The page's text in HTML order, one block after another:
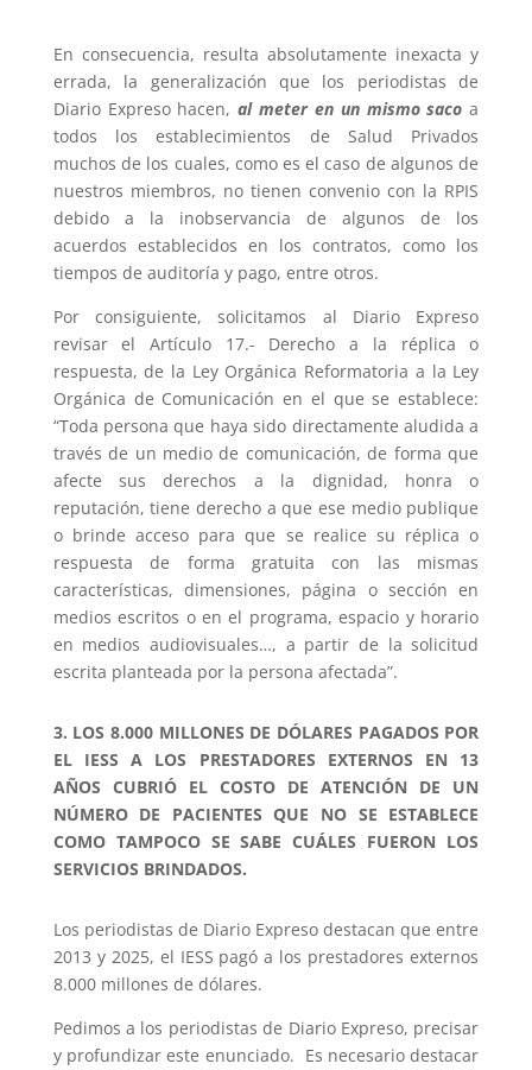
En consecuencia, resulta absolutamente inexacta y
errada, la generalización que los periodistas de
Diario Expreso hacen,al meter en un mismo saco a
todos los establecimientos de Salud Privados
muchos de los cuales, como es el caso de algunos de
nuestros miembros, no tienen convenio con la RPIS
debido a la inobservancia de algunos de los
acuerdos establecidos en los contratos, como los
tiempos de auditoría y pago, entre otros.
Por consiguiente, solicitamos al Diario Expreso
revisar el Artículo 17.- Derecho a la réplica o
respuesta, de la Ley Orgánica Reformatoria a la Ley
Orgánica de Comunicación en el que se establece:
“Toda persona que haya sido directamente aludida a
través de un medio de comunicación, de forma que
afecte sus derechos a la dignidad, honra o
reputación, tiene derecho a que ese medio publique
o brinde acceso para que se realice su réplica o
respuesta de forma gratuita con las mismas
características, dimensiones, página o sección en
medios escritos o en el programa, espacio y horario
en medios audiovisuales…, a partir de la solicitud
escrita planteada por la persona afectada”.
3. LOS 8.000 MILLONES DE DÓLARES PAGADOS POR
EL IESS A LOS PRESTADORES EXTERNOS EN 13
AÑOS CUBRIÓ EL COSTO DE ATENCIÓN DE UN
NÚMERO DE PACIENTES QUE NO SE ESTABLECE
COMO TAMPOCO SE SABE CUÁLES FUERON LOS
SERVICIOS BRINDADOS.
Los periodistas de Diario Expreso destacan que entre
2013 y 2025, el IESS pagó a los prestadores externos
8.000 millones de dólares.
Pedimos a los periodistas de Diario Expreso, precisar
y profundizar este enunciado. Es necesario destacar